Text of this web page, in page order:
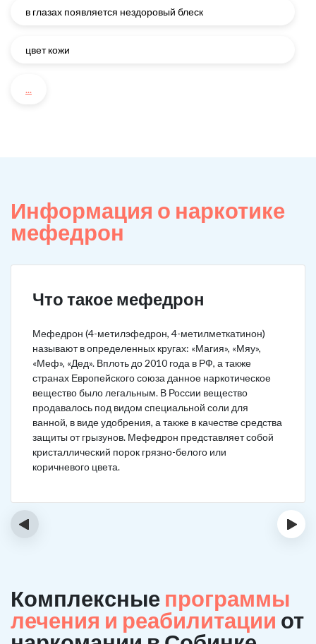
в глазах появляется нездоровый блеск
цвет кожи
...
Информация о наркотике
мефедрон
Что такое мефедрон
Мефедрон (4-метилэфедрон, 4-метилметкатинон)
называют в определенных кругах: «Магия», «Мяу»,
«Меф», «Дед». Вплоть до 2010 года в РФ, а также
странах Европейского союза данное наркотическое
вещество было легальным. В России вещество
продавалось под видом специальной соли для
ванной, в виде удобрения, а также в качестве средства
защиты от грызунов. Мефедрон представляет собой
кристаллический порок грязно-белого или
коричневого цвета.
‹ ›
Комплексные программы
лечения и реабилитации от